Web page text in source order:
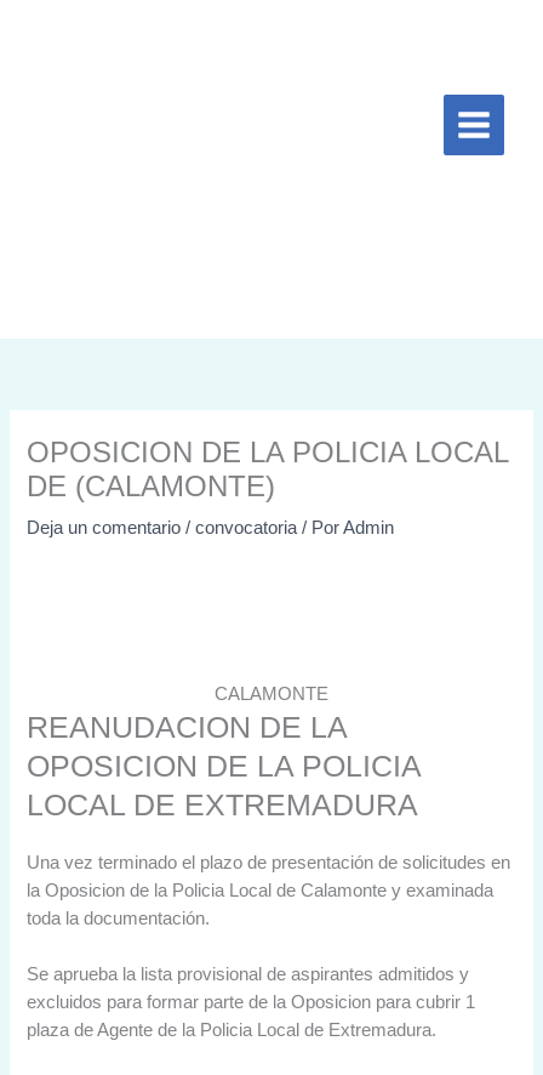
OPOSICION DE LA POLICIA LOCAL
DE (CALAMONTE)
Deja un comentario /convocatoria/ PorAdmin
CALAMONTE
REANUDACION DE LA
OPOSICION DE LA POLICIA
LOCAL DE EXTREMADURA
Una vez terminado el plazo de presentación de solicitudes en
la Oposicion de la Policia Local de Calamonte y examinada
toda la documentación.
Se aprueba la lista provisional de aspirantes admitidos y
excluidos para formar parte de la Oposicion para cubrir 1
plaza de Agente de la Policia Local de Extremadura.